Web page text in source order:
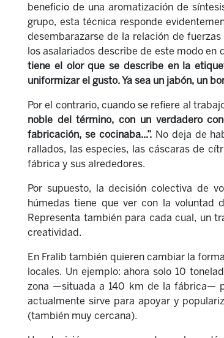
beneficio de una aromatización de
grupo, esta técnica responde
desembarazarse de la relación de
los asalariados describe de este modo en
tiene el olor que se describe en la
uniformizar el gusto. Ya sea un jabón, un
Por el contrario, cuando se refiere al
noble del término, con un verdadero
fabricación, se cocinaba...”.No deja de
rallados, las especies, las cáscaras de
fábrica y sus alrededores.
Por supuesto, la decisión colectiva de
húmedas tiene que ver con la voluntad
Representa también para cada cual, un
creatividad.
En Fralib también quieren cambiar la
locales. Un ejemplo: ahora solo 10
zona —situada a 140 km de la fábrica—
actualmente sirve para apoyar y
(también muy cercana).